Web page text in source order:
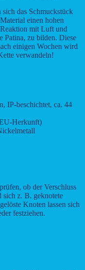
das Schmuckstück
einen hohen
mit Luft und
Patina, zu bilden. Diese
einigen Wochen wird
verwandeln!
IP-beschichtet, ca. 44
Herkunft)
ob der Verschluss
sich z. B. geknotete
Knoten lassen sich
festziehen.